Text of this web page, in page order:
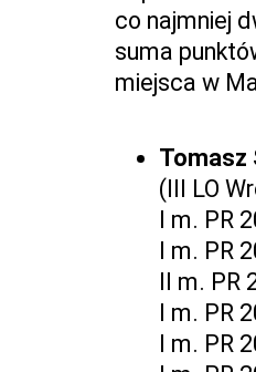
co najmniej
suma
miejsca w
Tomasz
(III LO
I m. PR
I m. PR
II m. PR
I m. PR
I m. PR